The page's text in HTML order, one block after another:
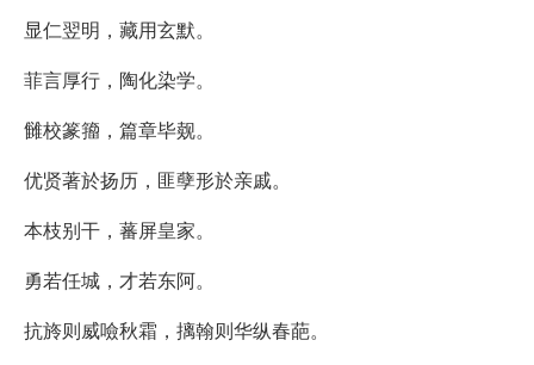
显仁翌明，藏用玄默。
菲言厚行，陶化染学。
雠校篆籀，篇章毕觌。
优贤著於扬历，匪孽形於亲戚。
本枝别干，蕃屏皇家。
勇若任城，才若东阿。
抗旍则威噞秋霜，摛翰则华纵春葩。